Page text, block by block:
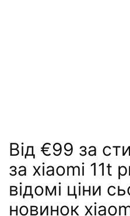
Від €99 за
за xiaomi 11t
відомі ціни
новинок